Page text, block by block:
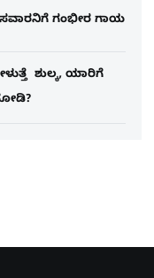
ಗಂಭೀರ ಗಾಯ
ಶುಲ್ಕ, ಯಾರಿಗೆ